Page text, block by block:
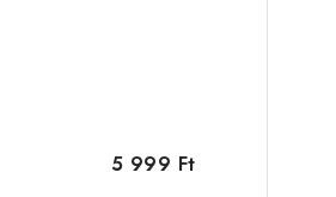
5 999 Ft